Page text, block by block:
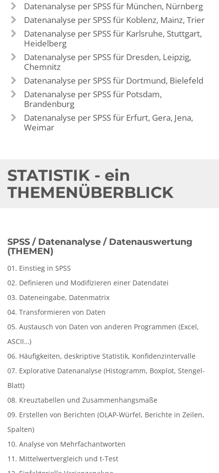
Datenanalyse per SPSS für München, Nürnberg
Datenanalyse per SPSS für Koblenz, Mainz, Trier
Datenanalyse per SPSS für Karlsruhe, Stuttgart,
Heidelberg
Datenanalyse per SPSS für Dresden, Leipzig,
Chemnitz
Datenanalyse per SPSS für Dortmund, Bielefeld
Datenanalyse per SPSS für Potsdam,
Brandenburg
Datenanalyse per SPSS für Erfurt, Gera, Jena,
Weimar
STATISTIK - ein
THEMENÜBERBLICK
SPSS / Datenanalyse / Datenauswertung
(THEMEN)
01. Einstieg in SPSS
02. Definieren und Modifizieren einer Datendatei
03. Dateneingabe, Datenmatrix
04. Transformieren von Daten
05. Austausch von Daten von anderen Programmen (Excel,
ASCII…)
06. Häufigkeiten, deskriptive Statistik, Konfidenzintervalle
07. Explorative Datenanalyse (Histogramm, Boxplot, Stengel-
Blatt)
08. Kreuztabellen und Zusammenhangsmaße
09. Erstellen von Berichten (OLAP-Würfel, Berichte in Zeilen,
Spalten)
10. Analyse von Mehrfachantworten
11. Mittelwertvergleich und t-Test